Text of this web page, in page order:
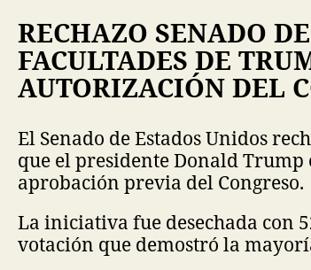
RECHAZO SENADO
FACULTADES DE
AUTORIZACIÓN DEL
El Senado de Estados Unidos
que el presidente Donald
aprobación previa del Congreso.
La iniciativa fue desechada con
votación que demostró la